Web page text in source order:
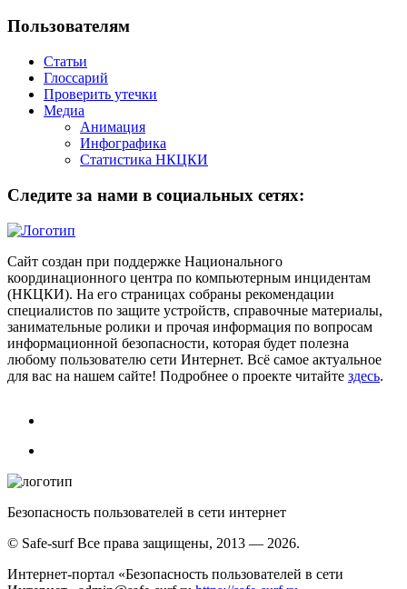
Пользователям
Статьи
Глоссарий
Проверить утечки
Медиа
Анимация
Инфографика
Статистика НКЦКИ
Следите за нами в социальных сетях:
Сайт создан при поддержке Национального
координационного центра по компьютерным инцидентам
(НКЦКИ). На его страницах собраны рекомендации
специалистов по защите устройств, справочные материалы,
занимательные ролики и прочая информация по вопросам
информационной безопасности, которая будет полезна
любому пользователю сети Интернет. Всё самое актуальное
для вас на нашем сайте! Подробнее о проекте читайте здесь.
Безопасность пользователей в сети интернет
© Safe-surf Все права защищены, 2013 — 2026.
Интернет-портал «Безопасность пользователей в сети